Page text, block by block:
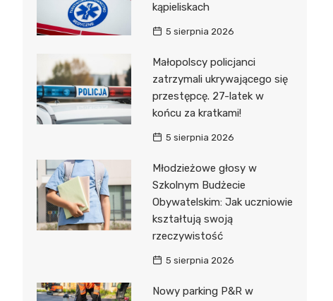
kąpieliskach
5 sierpnia 2026
Małopolscy policjanci
zatrzymali ukrywającego się
przestępcę. 27-latek w
końcu za kratkami!
5 sierpnia 2026
Młodzieżowe głosy w
Szkolnym Budżecie
Obywatelskim: Jak uczniowie
kształtują swoją
rzeczywistość
5 sierpnia 2026
Nowy parking P&R w